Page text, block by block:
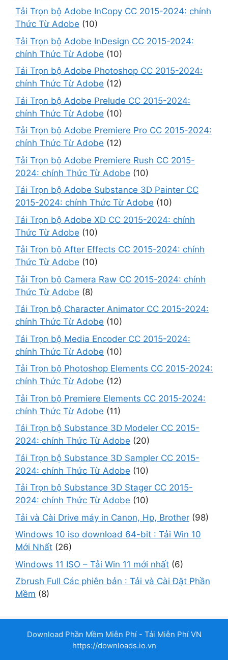
Tải Trọn bộ Adobe InCopy CC 2015-2024: chính
Thức Từ Adobe (10)
Tải Trọn bộ Adobe InDesign CC 2015-2024:
chính Thức Từ Adobe (10)
Tải Trọn bộ Adobe Photoshop CC 2015-2024:
chính Thức Từ Adobe (12)
Tải Trọn bộ Adobe Prelude CC 2015-2024:
chính Thức Từ Adobe (10)
Tải Trọn bộ Adobe Premiere Pro CC 2015-2024:
chính Thức Từ Adobe (12)
Tải Trọn bộ Adobe Premiere Rush CC 2015-
2024: chính Thức Từ Adobe (10)
Tải Trọn bộ Adobe Substance 3D Painter CC
2015-2024: chính Thức Từ Adobe (10)
Tải Trọn bộ Adobe XD CC 2015-2024: chính
Thức Từ Adobe (10)
Tải Trọn bộ After Effects CC 2015-2024: chính
Thức Từ Adobe (10)
Tải Trọn bộ Camera Raw CC 2015-2024: chính
Thức Từ Adobe (8)
Tải Trọn bộ Character Animator CC 2015-2024:
chính Thức Từ Adobe (10)
Tải Trọn bộ Media Encoder CC 2015-2024:
chính Thức Từ Adobe (10)
Tải Trọn bộ Photoshop Elements CC 2015-2024:
chính Thức Từ Adobe (12)
Tải Trọn bộ Premiere Elements CC 2015-2024:
chính Thức Từ Adobe (11)
Tải Trọn bộ Substance 3D Modeler CC 2015-
2024: chính Thức Từ Adobe (20)
Tải Trọn bộ Substance 3D Sampler CC 2015-
2024: chính Thức Từ Adobe (10)
Tải Trọn bộ Substance 3D Stager CC 2015-
2024: chính Thức Từ Adobe (10)
Tải và Cài Drive máy in Canon, Hp, Brother (98)
Windows 10 iso download 64-bit : Tải Win 10
Mới Nhất (26)
Windows 11 ISO – Tải Win 11 mới nhất (6)
Zbrush Full Các phiên bản : Tải và Cài Đặt Phần
Mềm (8)
Download Phần Mềm Miễn Phí - Tải Miễn Phí VN
https://downloads.io.vn